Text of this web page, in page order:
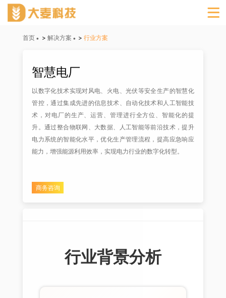
首页 > 解决方案 >行业方案
智慧电厂
以数字化技术实现对风电、火电、光伏等安全生产的智慧化
管控，通过集成先进的信息技术、自动化技术和人工智能技
术，对电厂的生产、运营、管理进行全方位、智能化的提
升。通过整合物联网、大数据、人工智能等前沿技术，提升
电力系统的智能化水平，优化生产管理流程，提高应急响应
能力，增强能源利用效率，实现电力行业的数字化转型。
商务咨询
行业背景分析